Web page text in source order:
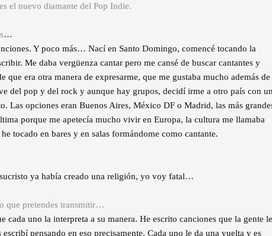
el nuevo diamante del Pop Indie.
…
Y poco más… Nací en Santo Domingo, comencé tocando la
Me daba vergüenza cantar pero me cansé de buscar cantantes y
que era otra manera de expresarme, que me gustaba mucho además de
del pop y del rock y aunque hay grupos, decidí irme a otro país con
Las opciones eran Buenos Aires, México DF o Madrid, las más
porque me apetecía mucho vivir en Europa, la cultura me llamaba
tocado en bares y en salas formándome como cantante.
ya había creado una religión, yo voy fatal…
que pretendes transmitir…
cada uno la interpreta a su manera. He escrito canciones que la gente le
pensando en eso precisamente. Cada uno le da una vuelta y es